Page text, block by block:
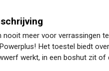
nooit meer voor verrassingen
Het toestel biedt
werkt, in een boshut zit